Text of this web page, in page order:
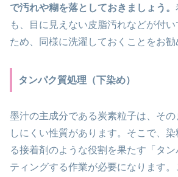
で汚れや糊を落としておきましょう。
も、目に見えない皮脂汚れなどが付
ため、同様に洗濯しておくことをお勧
タンパク質処理（下染め）
墨汁の主成分である炭素粒子は、そ
しにくい性質があります。そこで、
る接着剤のような役割を果たす「タ
ティングする作業が必要になります。